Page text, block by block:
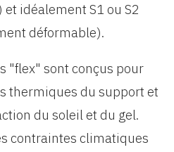
idéalement S1 ou S2
déformable).
"flex" sont conçus pour
thermiques du support et
du soleil et du gel.
contraintes climatiques